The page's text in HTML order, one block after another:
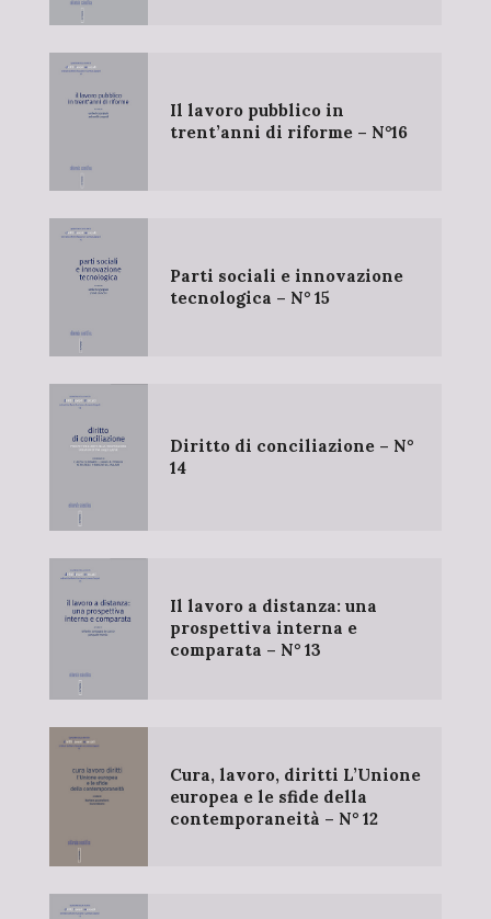
Il lavoro pubblico in
trent’anni di riforme – N°16
Parti sociali e innovazione
tecnologica – N° 15
Diritto di conciliazione – N°
14
Il lavoro a distanza: una
prospettiva interna e
comparata – N° 13
Cura, lavoro, diritti L’Unione
europea e le sfide della
contemporaneità – N° 12